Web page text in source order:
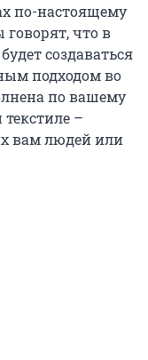
по-настоящему
что в
создаваться
подходом во
по вашему
–
вам людей или